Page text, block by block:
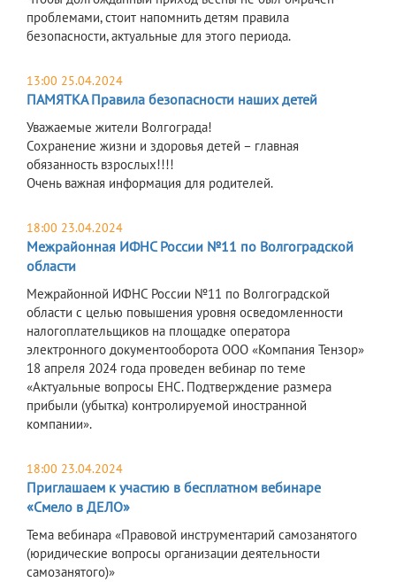
проблемами, стоит напомнить детям правила
безопасности, актуальные для этого периода.
13:00 25.04.2024
ПАМЯТКА Правила безопасности наших детей
Уважаемые жители Волгограда!
Сохранение жизни и здоровья детей – главная
обязанность взрослых!!!!
Очень важная информация для родителей.
18:00 23.04.2024
Межрайонная ИФНС России №11 по Волгоградской
области
Межрайонной ИФНС России №11 по Волгоградской
области с целью повышения уровня осведомленности
налогоплательщиков на площадке оператора
электронного документооборота ООО «Компания Тензор»
18 апреля 2024 года проведен вебинар по теме
«Актуальные вопросы ЕНС. Подтверждение размера
прибыли (убытка) контролируемой иностранной
компании».
18:00 23.04.2024
Приглашаем к участию в бесплатном вебинаре
«Смело в ДЕЛО»
Тема вебинара «Правовой инструментарий самозанятого
(юридические вопросы организации деятельности
самозанятого)»